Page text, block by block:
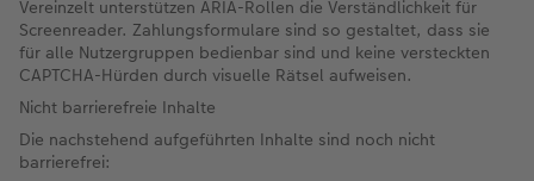
Vereinzelt unterstützen ARIA-Rollen die Verständlichkeit für
Screenreader. Zahlungsformulare sind so gestaltet, dass sie
für alle Nutzergruppen bedienbar sind und keine versteckten
CAPTCHA-Hürden durch visuelle Rätsel aufweisen.
Nicht barrierefreie Inhalte
Die nachstehend aufgeführten Inhalte sind noch nicht
barrierefrei: